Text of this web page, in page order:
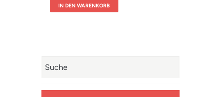
IN DEN WARENKORB